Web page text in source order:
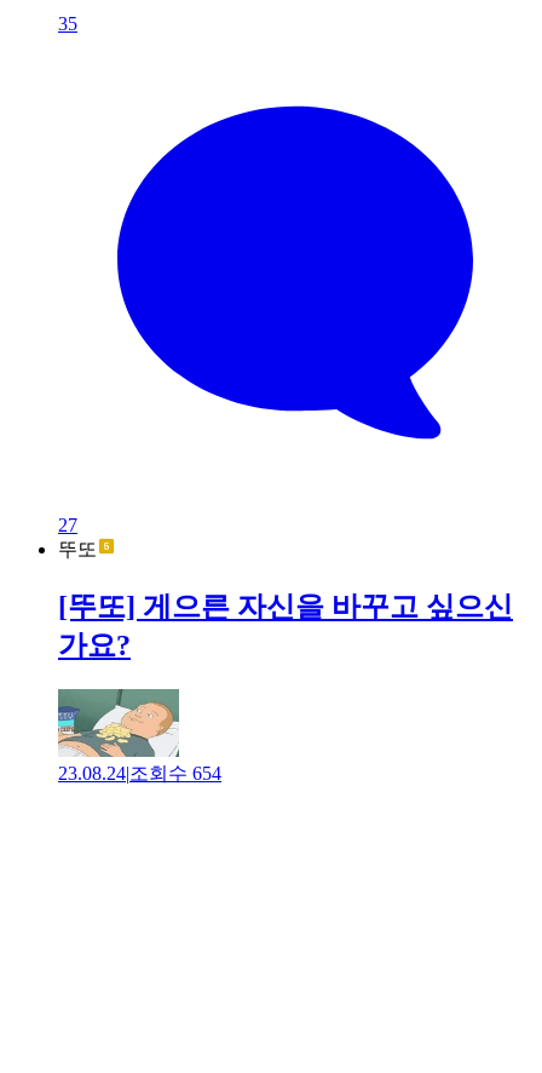
35
27
뚜또
[뚜또] 게으른 자신을 바꾸고 싶으신
가요?
23.08.24|조회수 654